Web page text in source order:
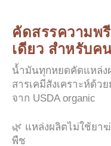
คัดสรรความพ
เดียว สำหรับค
น้ำมันทุกหยดคัดแหล่ง
สารเคมีสังเคราะห์ด้ว
จาก USDA organic
🌿 แหล่งผลิตไม่ใช้ยา
พืช